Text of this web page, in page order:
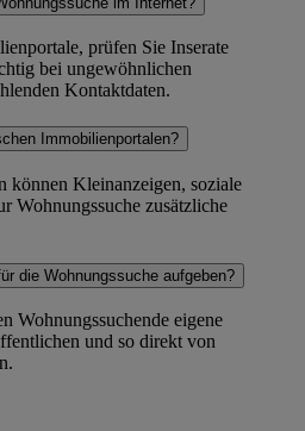
prüfen Sie Inserate
bei ungewöhnlichen
Kontaktdaten.
Immobilienportalen?
können Kleinanzeigen, soziale
Wohnungssuche zusätzliche
die Wohnungssuche aufgeben?
Wohnungssuchende eigene
und so direkt von